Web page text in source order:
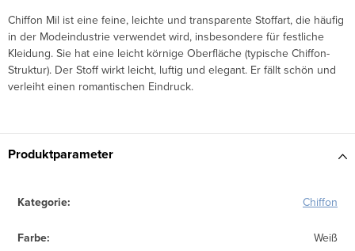
Chiffon Mil ist eine feine, leichte und transparente Stoffart, die häufig
in der Modeindustrie verwendet wird, insbesondere für festliche
Kleidung. Sie hat eine leicht körnige Oberfläche (typische Chiffon-
Struktur). Der Stoff wirkt leicht, luftig und elegant. Er fällt schön und
verleiht einen romantischen Eindruck.
Produktparameter
Kategorie: Chiffon
Farbe: Weiß